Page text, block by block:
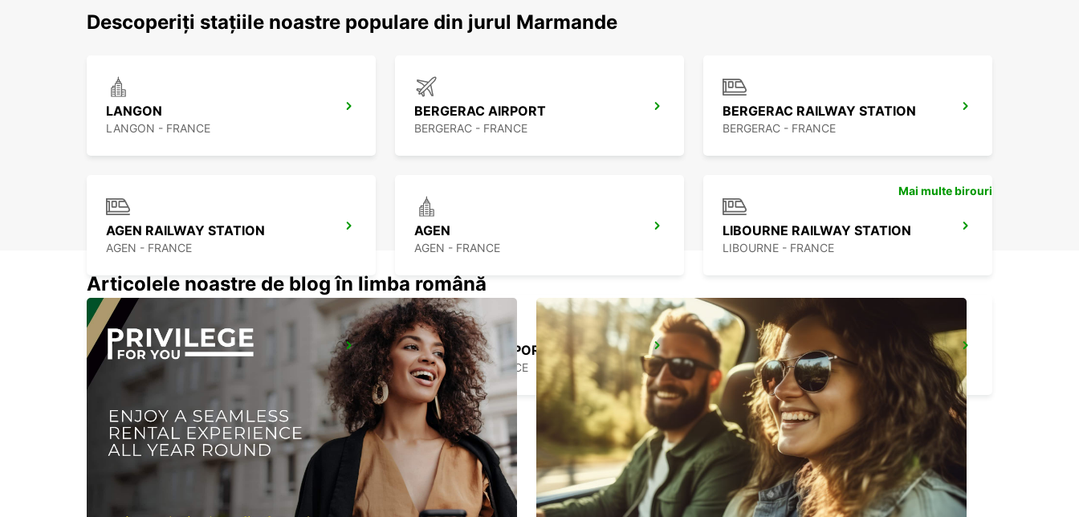
Descoperiți stațiile noastre populare din jurul Marmande
LANGON
LANGON - FRANCE
BERGERAC AIRPORT
BERGERAC - FRANCE
BERGERAC RAILWAY STATION
BERGERAC - FRANCE
AGEN RAILWAY STATION
AGEN - FRANCE
AGEN
AGEN - FRANCE
LIBOURNE RAILWAY STATION
LIBOURNE - FRANCE
BORDEAUX RAILWAY STATION
BORDEAUX - FRANCE
BORDEAUX AIRPORT
MERIGNAC - FRANCE
BORDEAUX LE HAILLAN
LE HAILLAN - FRANCE
Mai multe birouri
Articolele noastre de blog în limba română